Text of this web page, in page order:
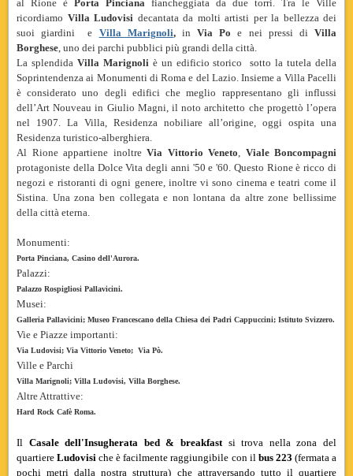
al Rione è Porta Pinciana fiancheggiata da due torri. Tra le Ville
ricordiamo VillaLudovisi decantata da molti artisti per la bellezza dei
suoi giardini e Villa Marignoli, inVia Poe nei pressi diVilla
Borghese, uno dei parchi pubblici più grandi della città.
La splendida Villa Marignoliè un edificio storico sotto la tutela della
Soprintendenza ai Monumenti di Roma e del Lazio. Insieme a Villa Pacelli
è considerato uno degli edifici che meglio rappresentano gli influssi
dell’Art Nouveau in Giulio Magni, il noto architetto che progettò l’opera
nel 1907. La Villa, Residenza nobiliare all’origine, oggi ospita una
Residenza turistico-alberghiera.
Al Rione appartiene inoltre Via Vittorio Veneto, Viale Boncompagni
protagoniste della Dolce Vita degli anni '50 e '60. Questo Rione è ricco di
negozi e ristoranti di ogni genere, inoltre vi sono cinema e teatri come il
Sistina. Una zona ben collegata e non lontana da altre zone bellissime
della città eterna.
Monumenti:
Porta Pinciana, Casino dell'Aurora.
Palazzi:
Palazzo Rospigliosi Pallavicini.
Musei:
Galleria Pallavicini; Museo Francescano della Chiesa dei Padri Cappuccini; Istituto Svizzero.
Vie e Piazze importanti:
Via Ludovisi; Via Vittorio Veneto; Via Pò.
Ville e Parchi
Villa Marignoli; Villa Ludovisi, Villa Borghese.
Altre Attrattive:
Hard Rock Cafè Roma.
Il Casale dell'Insugherata bed & breakfastsi trova nella zona del
quartiereLudovisiche è facilmente raggiungibile con il bus 223 (fermata a
pochi metri dalla nostra struttura) che attraversando tutto il quartiere